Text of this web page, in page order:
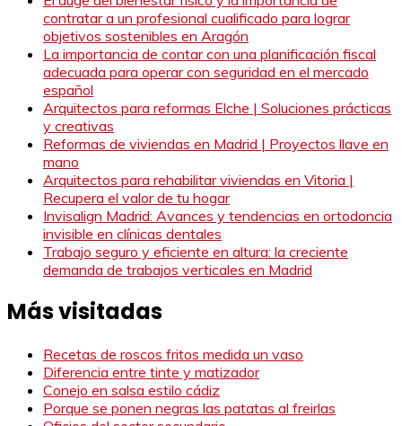
contratar a un profesional cualificado para lograr
objetivos sostenibles en Aragón
La importancia de contar con una planificación fiscal
adecuada para operar con seguridad en el mercado
español
Arquitectos para reformas Elche | Soluciones prácticas
y creativas
Reformas de viviendas en Madrid | Proyectos llave en
mano
Arquitectos para rehabilitar viviendas en Vitoria |
Recupera el valor de tu hogar
Invisalign Madrid: Avances y tendencias en ortodoncia
invisible en clínicas dentales
Trabajo seguro y eficiente en altura: la creciente
demanda de trabajos verticales en Madrid
Más visitadas
Recetas de roscos fritos medida un vaso
Diferencia entre tinte y matizador
Conejo en salsa estilo cádiz
Porque se ponen negras las patatas al freirlas